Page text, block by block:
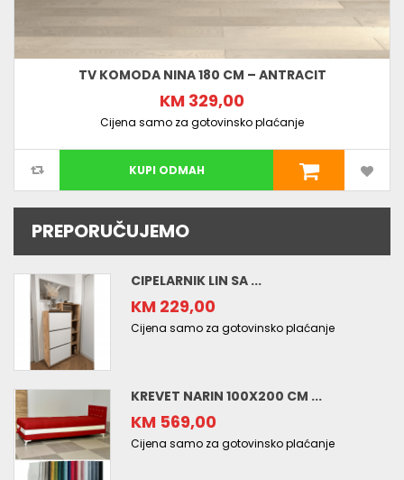
TV KOMODA NINA 180 CM – ANTRACIT
KM 329,00
Cijena samo za gotovinsko plaćanje
KUPI ODMAH
PREPORUČUJEMO
CIPELARNIK LIN SA ...
KM 229,00
Cijena samo za gotovinsko plaćanje
KREVET NARIN 100X200 CM ...
KM 569,00
Cijena samo za gotovinsko plaćanje